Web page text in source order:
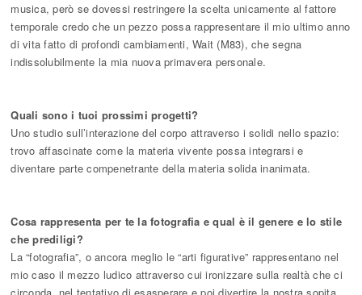
musica, però se dovessi restringere la scelta unicamente al fattore
temporale credo che un pezzo possa rappresentare il mio ultimo anno
di vita fatto di profondi cambiamenti, Wait (M83), che segna
indissolubilmente la mia nuova primavera personale.
Quali sono i tuoi prossimi progetti?
Uno studio sull’interazione del corpo attraverso i solidi nello spazio:
trovo affascinate come la materia vivente possa integrarsi e
diventare parte compenetrante della materia solida inanimata.
Cosa rappresenta per te la fotografia e qual è il genere e lo stile
che prediligi?
La “fotografia”, o ancora meglio le “arti figurative” rappresentano nel
mio caso il mezzo ludico attraverso cui ironizzare sulla realtà che ci